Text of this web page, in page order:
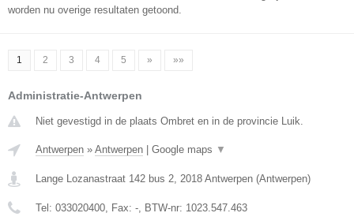
worden nu overige resultaten getoond.
1 2 3 4 5 » »»
Administratie-Antwerpen
Niet gevestigd in de plaats Ombret en in de provincie Luik.
Antwerpen » Antwerpen Google maps ▼
Lange Lozanastraat 142 bus 2, 2018 Antwerpen (Antwerpen)
Tel: 033020400, Fax: -, BTW-nr: 1023.547.463